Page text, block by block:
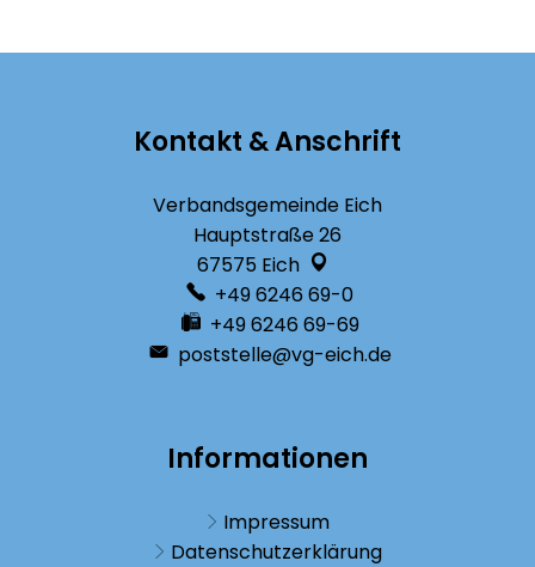
Kontakt & Anschrift
Verbandsgemeinde Eich
Hauptstraße 26
67575 Eich
+49 6246 69-0
+49 6246 69-69
poststelle@vg-eich.de
Informationen
Impressum
Datenschutzerklärung